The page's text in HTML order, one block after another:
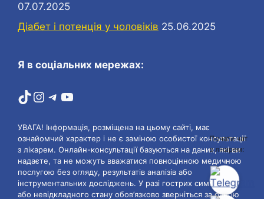
07.07.2025
Діабет і потенція у чоловіків 25.06.2025
Я в соціальних мережах:
TikTok
Instagram
Telegram
YouTube
УВАГА! Інформація, розміщена на цьому сайті, має
ознайомчий характер і не є заміною особистої консультації
з лікарем. Онлайн-консультації базуються на даних, які ви
надаєте, та не можуть вважатися повноцінною медичною
послугою без огляду, результатів аналізів або
інструментальних досліджень. У разі гострих симптомів
або невідкладного стану обов’язково зверніться за очною
Почати чат
з лікарем: